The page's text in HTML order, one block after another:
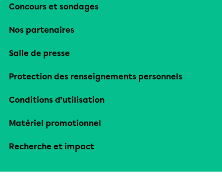
Concours et sondages
Nos partenaires
Salle de presse
Protection des renseignements personnels
Conditions d’utilisation
Matériel promotionnel
Recherche et impact